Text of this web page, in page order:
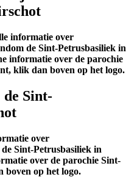
informatie over
de Sint-Petrusbasiliek in
informatie over de parochie
klik dan boven op het logo.
Sint-
over
Sint-Petrusbasiliek in
over de parochie Sint-
op het logo.